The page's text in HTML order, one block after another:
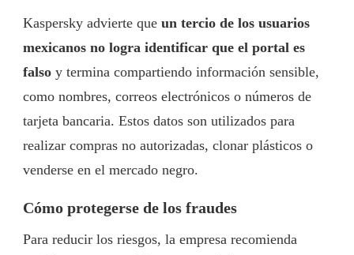
Kaspersky advierte que un tercio de los usuarios
mexicanos no logra identificar que el portal es
falso y termina compartiendo información sensible,
como nombres, correos electrónicos o números de
tarjeta bancaria. Estos datos son utilizados para
realizar compras no autorizadas, clonar plásticos o
venderse en el mercado negro.
Cómo protegerse de los fraudes
Para reducir los riesgos, la empresa recomienda